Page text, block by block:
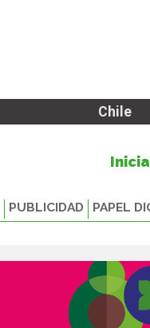
Chile
PUBLICIDAD PAPEL